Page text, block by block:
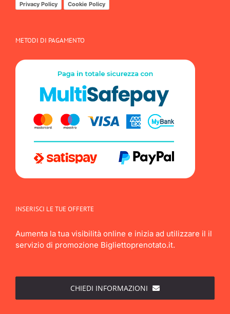
Privacy Policy Cookie Policy
METODI DI PAGAMENTO
INSERISCI LE TUE OFFERTE
Aumenta la tua visibilità online e inizia ad utilizzare il il
servizio di promozione Bigliettoprenotato.it.
CHIEDI INFORMAZIONI